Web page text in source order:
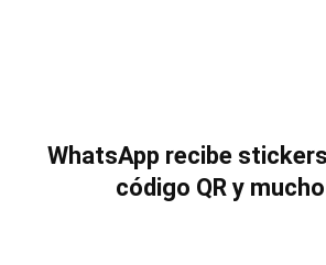
WhatsApp recibe
código QR y